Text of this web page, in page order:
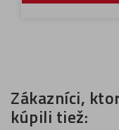
Zákazníci,
kúpili tiež: